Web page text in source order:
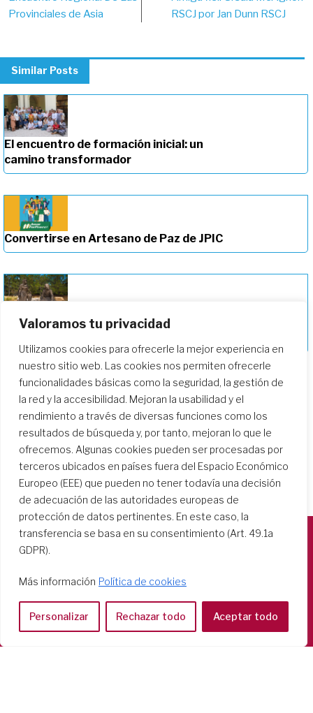
Valoramos tu privacidad
Utilizamos cookies para ofrecerle la mejor experiencia en
nuestro sitio web. Las cookies nos permiten ofrecerle
funcionalidades básicas como la seguridad, la gestión de
la red y la accesibilidad. Mejoran la usabilidad y el
rendimiento a través de diversas funciones como los
resultados de búsqueda y, por tanto, mejoran lo que le
ofrecemos. Algunas cookies pueden ser procesadas por
terceros ubicados en países fuera del Espacio Económico
Europeo (EEE) que pueden no tener todavía una decisión
de adecuación de las autoridades europeas de
protección de datos pertinentes. En este caso, la
transferencia se basa en su consentimiento (Art. 49.1a
GDPR).
Más información Política de cookies
Personalizar Rechazar todo Aceptar todo
navigation
Provinciales de Asia
RSCJ por Jan Dunn RSCJ
Similar Posts
El encuentro de formación inicial: un
camino transformador
Convertirse en Artesano de Paz de JPIC
Profundizando en nuestro camino de
Casa Generalizia
Tel: 06 58 23 03 32 or 06 58 20 31 17